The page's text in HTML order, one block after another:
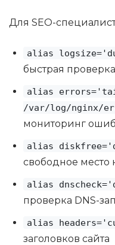
Для SEO-
alias
быстрая
alias
/var/log/nginx/
мониторинг
alias
свободное место
alias
проверка DNS-
alias
заголовков сайта